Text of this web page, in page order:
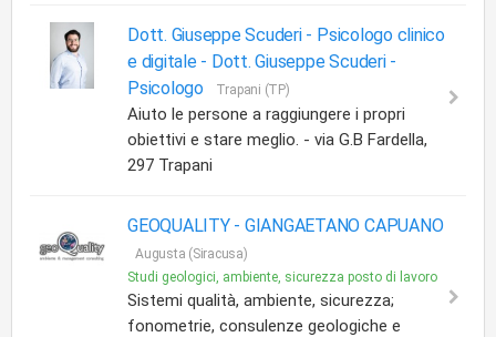
Dott. Giuseppe Scuderi - Psicologo clinico
e digitale - Dott. Giuseppe Scuderi -
Psicologo
Trapani (TP)
Aiuto le persone a raggiungere i propri
obiettivi e stare meglio. - via G.B Fardella,
297 Trapani
GEOQUALITY - GIANGAETANO CAPUANO
Augusta (Siracusa)
Studi geologici, ambiente, sicurezza posto di lavoro
Sistemi qualità, ambiente, sicurezza;
fonometrie, consulenze geologiche e